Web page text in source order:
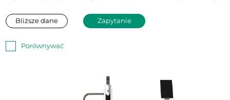
Bliższe dane Zapytanie
Porównywać